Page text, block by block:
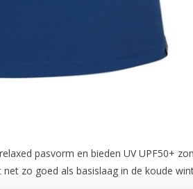
pasvorm en bieden UV UPF50+
zo goed als basislaag in de koude